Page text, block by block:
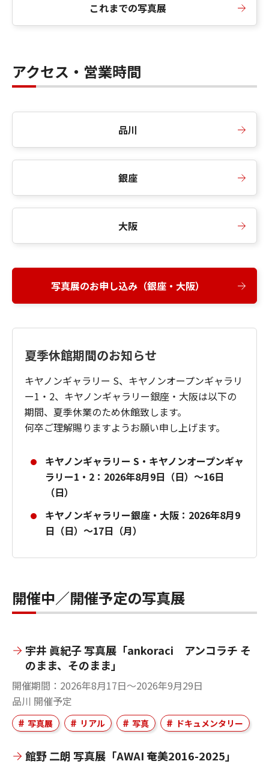
これまでの写真展
アクセス・営業時間
品川
銀座
大阪
写真展のお申し込み（銀座・大阪）
夏季休館期間のお知らせ
キヤノンギャラリー S、キヤノンオープンギャラリ
ー1・2、キヤノンギャラリー銀座・大阪は以下の
期間、夏季休業のため休館致します。
何卒ご理解賜りますようお願い申し上げます。
キヤノンギャラリー S・キヤノンオープンギャ
ラリー1・2：2026年8月9日（日）～16日
（日）
キヤノンギャラリー銀座・大阪：2026年8月9
日（日）～17日（月）
開催中／開催予定の写真展
宇井 眞紀子 写真展「ankoraci アンコラチ そ
のまま、そのまま」
開催期間
2026年8月17日～2026年9月29日
品川 開催予定
写真展 リアル 写真 ドキュメンタリー
館野 二朗 写真展「AWAI 奄美2016-2025」